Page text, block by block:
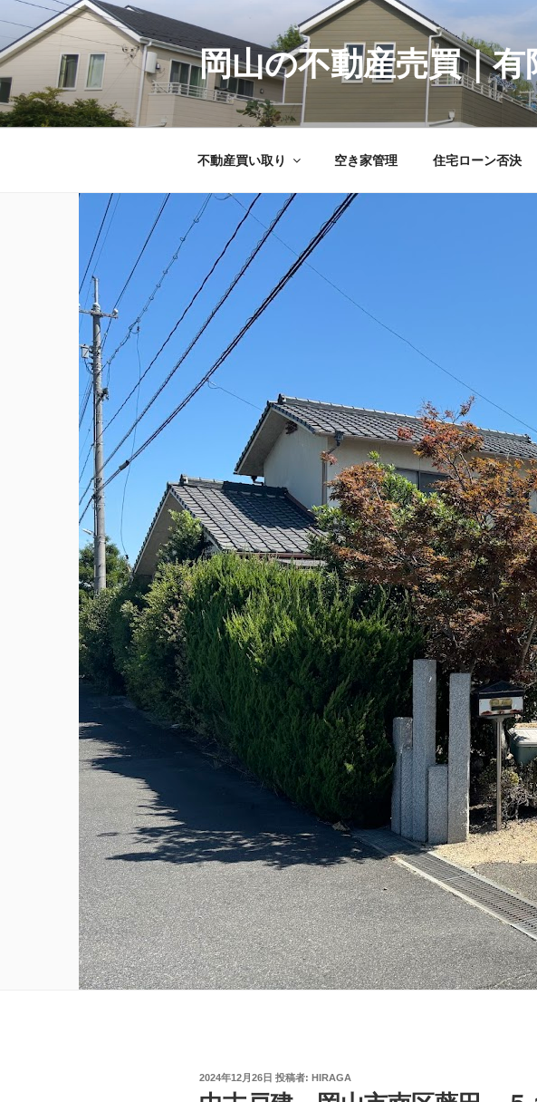
テ
ン
ツ
へ
岡山の不動産売買｜
不動産買い取り 空き家管理 住宅ローン否決
投
2024年12月26日 投稿者: HIRAGA